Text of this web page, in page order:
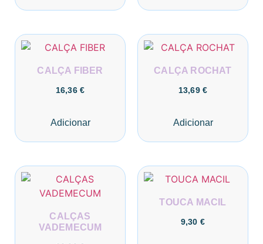
CALÇA FIBER
16,36 €
Adicionar
CALÇA ROCHAT
13,69 €
Adicionar
CALÇAS
VADEMECUM
TOUCA MACIL
9,30 €